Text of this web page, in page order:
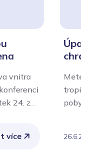
vnitra
24. září
více